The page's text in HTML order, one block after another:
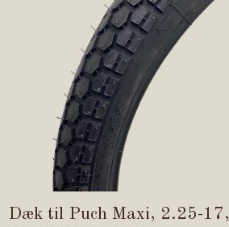
Dæk til Puch Maxi, 2.25-17,